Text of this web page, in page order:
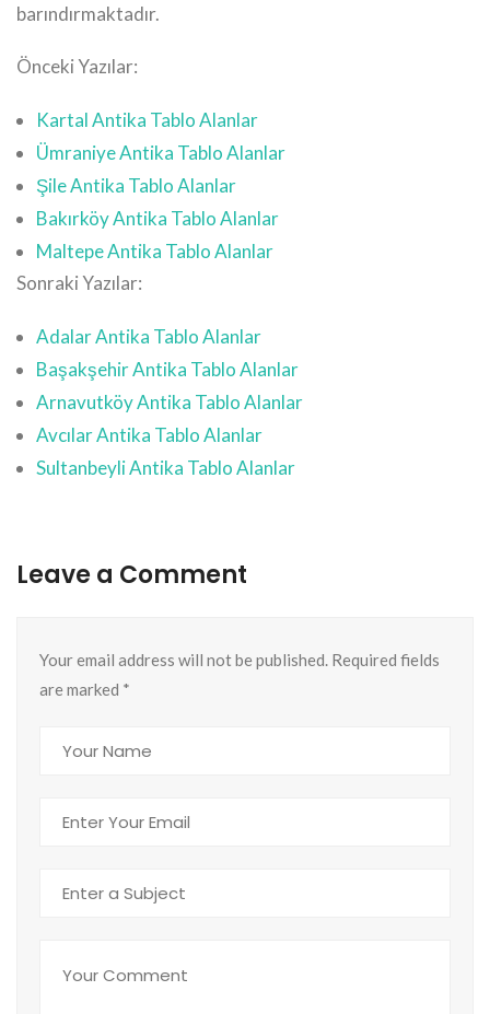
barındırmaktadır.
Önceki Yazılar:
Kartal Antika Tablo Alanlar
Ümraniye Antika Tablo Alanlar
Şile Antika Tablo Alanlar
Bakırköy Antika Tablo Alanlar
Maltepe Antika Tablo Alanlar
Sonraki Yazılar:
Adalar Antika Tablo Alanlar
Başakşehir Antika Tablo Alanlar
Arnavutköy Antika Tablo Alanlar
Avcılar Antika Tablo Alanlar
Sultanbeyli Antika Tablo Alanlar
Leave a Comment
Your email address will not be published. Required fields
are marked *